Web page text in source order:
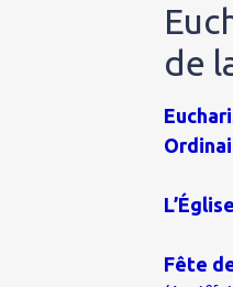
de
Fête